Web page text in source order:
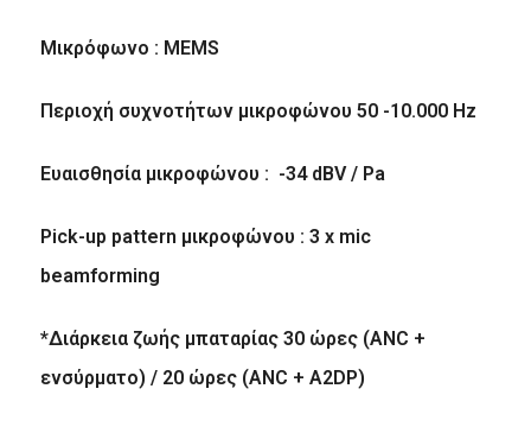
Μικρόφωνο : MEMS
Περιοχή συχνοτήτων μικροφώνου 50 -10.000 Hz
Ευαισθησία μικροφώνου : -34 dBV / Pa
Pick-up pattern μικροφώνου : 3 x mic
beamforming
*Διάρκεια ζωής μπαταρίας 30 ώρες (ANC +
ενσύρματο) / 20 ώρες (ANC + A2DP)